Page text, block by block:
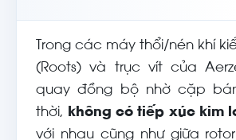
Trong các máy thổi/nén khí
(Roots) và trục vít của
quay đồng bộ nhờ cặp
thời,
không có tiếp xúc kim
với nhau cũng như giữa